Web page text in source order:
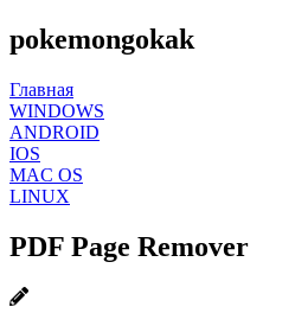
pokemongokak
Главная
WINDOWS
ANDROID
IOS
MAC OS
LINUX
PDF Page Remover